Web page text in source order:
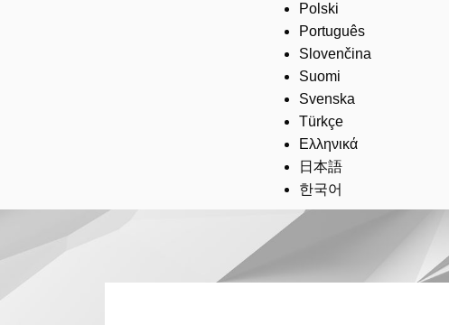
Polski
Português
Slovenčina
Suomi
Svenska
Türkçe
Ελληνικά
日本語
한국어